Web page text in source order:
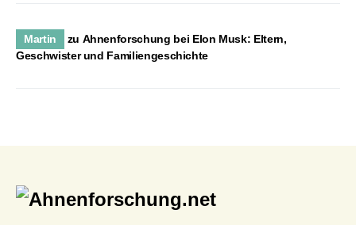
Martin zu Ahnenforschung bei Elon Musk: Eltern,
Geschwister und Familiengeschichte